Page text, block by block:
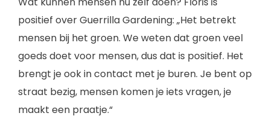
positief over Guerrilla Gardening: „Het betrekt
mensen bij het groen. We weten dat groen veel
goeds doet voor mensen, dus dat is positief. Het
brengt je ook in contact met je buren. Je bent op
straat bezig, mensen komen je iets vragen, je
maakt een praatje.“